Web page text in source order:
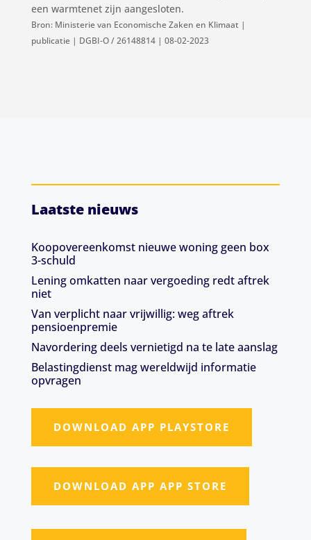
een warmtenet zijn aangesloten.
Bron: Ministerie van Economische Zaken en Klimaat |
publicatie | DGBI-O / 26148814 | 08-02-2023
Laatste nieuws
Koopovereenkomst nieuwe woning geen box
3-schuld
Lening omkatten naar vergoeding redt aftrek
niet
Van verplicht naar vrijwillig: weg aftrek
pensioenpremie
Navordering deels vernietigd na te late aanslag
Belastingdienst mag wereldwijd informatie
opvragen
DOWNLOAD APP PLAYSTORE
DOWNLOAD APP APP STORE